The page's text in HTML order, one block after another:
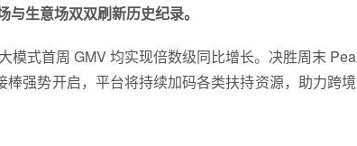
生意场双双刷新历史纪录。
式首周 GMV 均实现倍数级同比增长。决胜周末 Pea
强势开启，平台将持续加码各类扶持资源，助力跨境